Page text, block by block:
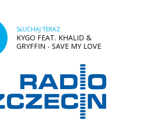
SŁUCHAJ TERAZ
KYGO FEAT. KHALID &
GRYFFIN - SAVE MY LOVE